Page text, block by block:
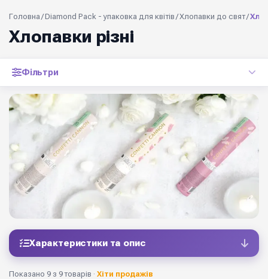
Головна /Diamond Pack - упаковка для квітів /Хлопавки до свят/
Хлопавки різні
Фільтри
Характеристики та опис
Показано 9 з 9 товарів · Хіти продажів